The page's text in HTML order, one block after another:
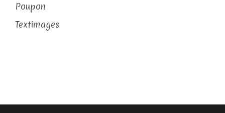
Poupon
Textimages